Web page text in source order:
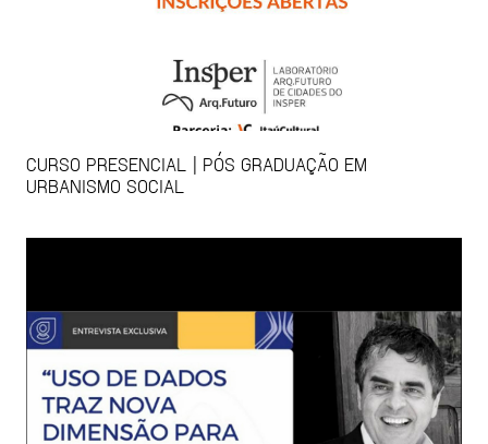
CURSO PRESENCIAL | PÓS GRADUAÇÃO EM
URBANISMO SOCIAL